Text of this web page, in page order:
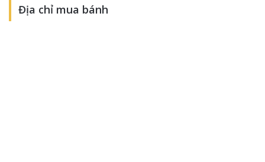
Địa chỉ mua bánh